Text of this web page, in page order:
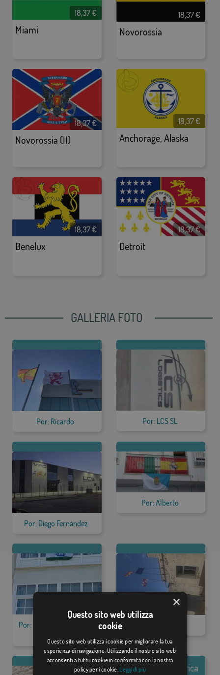
Miami
18,37€
Novorossia
18,37€
Novorossia (II)
18,37€
Anchorage, Alaska
18,37€
Benelux
18,37€
Detroit
18,37€
GALLERIA FOTO
Por: Ricardo Por: LCS SL
Por: Diego Fernández
Por: Alberto
Por: Francisco Luis Couto
Stati Uniti d'America
×
Questo sito web utilizza
cookie
Questo sito web utilizza i cookie per migliorare la tua
esperienza di navigazione. Utilizzando il nostro sito web
acconsenti a tutti i cookie in conformità con la nostra
policy per i cookie. Leggi di più